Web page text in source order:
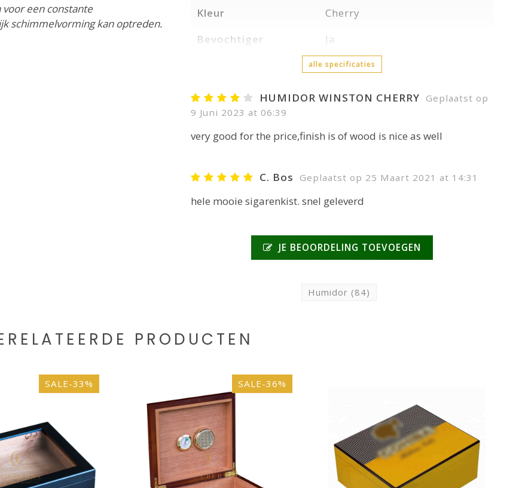
een constante
schimmelvorming kan optreden.
Kleur
Cherry
Bevochtiger
Ja
alle specificaties
HUMIDOR WINSTON CHERRY Geplaatst op
9 Juni 2023 at 06:39
very good for the price,finish is of wood is nice as well
C. Bos Geplaatst op 25 Maart 2021 at 14:31
hele mooie sigarenkist. snel geleverd
JE BEOORDELING TOEVOEGEN
Humidor (84)
PRODUCTEN
SALE-33% SALE-36%